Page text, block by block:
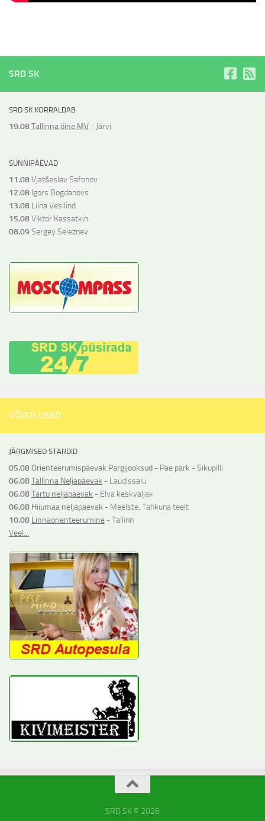
SRD SK
SRD SK KORRALDAB
19.08Tallinna öine MV - Järvi
SÜNNIPÄEVAD
11.08Vjatšeslav Safonov
12.08 Igors Bogdanovs
13.08 Liina Vesilind
15.08Viktor Kassatkin
08.09Sergey Seleznev
VÕISTLUSED
JÄRGMISED STARDID
05.08 Orienteerumispäevak Pargijooksud - Pae park - Sikupilli
06.08Tallinna Neljapäevak - Laudissalu
06.08Tartu neljapäevak - Elva keskväljak
06.08 Hiiumaa neljapäevak - Meelste, Tahkuna teelt
10.08 Linnaorienteerumine - Tallinn
Veel...
SRD SK © 2026